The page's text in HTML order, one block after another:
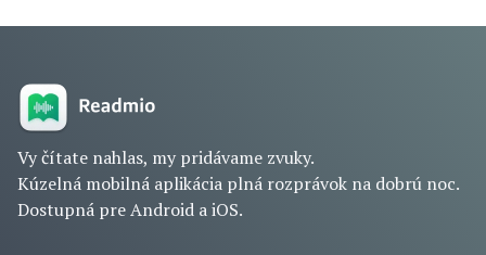
Vy čítate nahlas, my pridávame zvuky.
Kúzelná mobilná aplikácia plná rozprávok na dobrú noc.
Dostupná pre Android a iOS.